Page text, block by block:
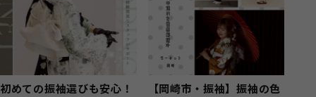
初めての振袖選びも安心！
【岡崎市・振袖】振袖の色